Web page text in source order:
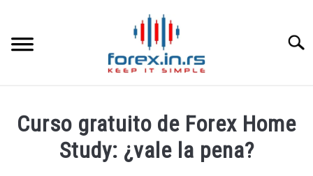
content
HOME ESPAÑOLA
Curso gratuito de Forex Home
Study: ¿vale la pena?